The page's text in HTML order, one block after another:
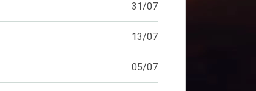
31/07
13/07
05/07